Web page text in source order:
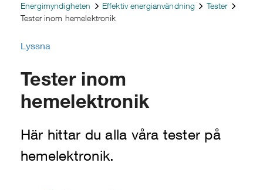
Energimyndigheten Effektiv energianvändning
Tester
Tester inom hemelektronik
Lyssna
Tester inom
hemelektronik
Här hittar du alla våra tester på
hemelektronik.